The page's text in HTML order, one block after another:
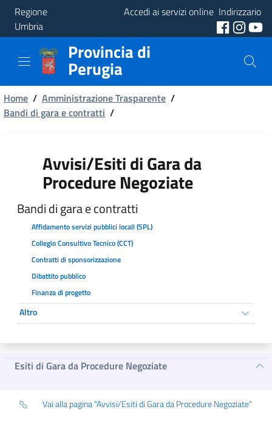
Regione
Umbria
Accedi ai servizi online Indirizzario
Provincia
Aree
Tematiche
Provincia di
Perugia
Briciole
di
Home / Amministrazione Trasparente /
Bandi di gara e contratti /
Avvisi/Esiti di Gara da
Procedure Negoziate
Bandi di gara e contratti
Affidamento servizi pubblici locali (SPL)
Collegio Consultivo Tecnico (CCT)
Contratti di sponsorizzazione
Dibattito pubblico
Finanza di progetto
Altro
Esiti di Gara da Procedure Negoziate
Vai alla pagina "Avvisi/Esiti di Gara da Procedure Negoziate"